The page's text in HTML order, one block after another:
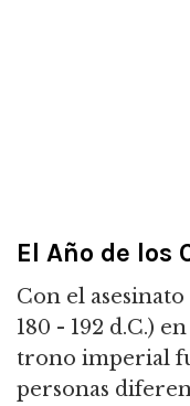
El Año de los
Con el
180 - 192 d.C.)
trono imperial
personas